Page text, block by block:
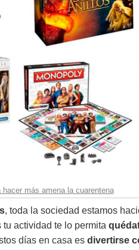
más amena la cuarentena
, toda la sociedad estamos
actividad te lo permita
días en casa es divertirse